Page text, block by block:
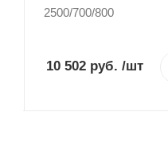
2500/700/800
10 502 руб. /шт